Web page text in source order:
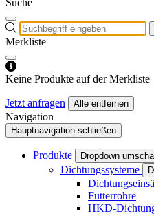
Suche
Merkliste
Keine Produkte auf der Merkliste
Jetzt anfragen Alle entfernen
Navigation
Hauptnavigation schließen
Produkte Dropdown
Dichtungssysteme
Futterrohre
HKD-